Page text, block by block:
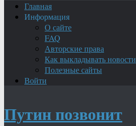
Главная
Информация
О сайте
FAQ
Авторские права
Как выкладывать новости
Полезные сайты
Войти
Путин позвонит